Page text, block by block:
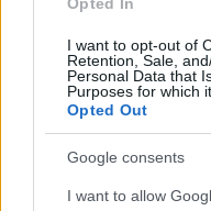
I want to opt-out of
Retention, Sale,
Personal Data that
Purposes for which
Opted Out
Google consents
I want to allow
Meccs Center